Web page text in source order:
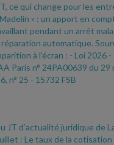
ce qui change pour les
» : un apport en
pendant un arrêt
automatique.
à l’écran : - Loi 2026 -
Paris n° 24PA00639 du 29
n° 25 - 15732 FSB
JT d’actualité juridique de
: Le taux de la cotisation